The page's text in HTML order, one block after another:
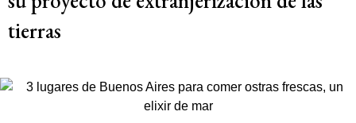
tierras